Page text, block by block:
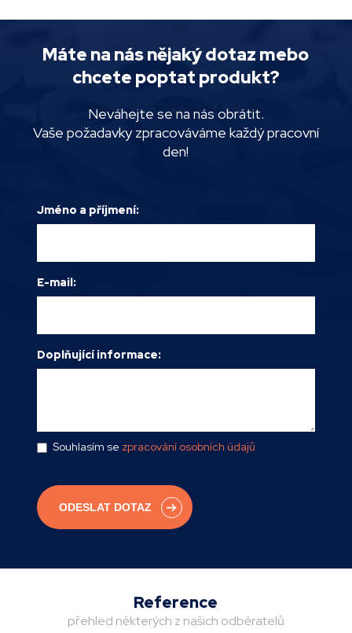
Máte na nás nějaký dotaz mebo
chcete poptat produkt?
Neváhejte se na nás obrátit.
Vaše požadavky zpracováváme každý pracovní
den!
Jméno a příjmení:
E-mail:
Doplňující informace:
Souhlasím se zpracování osobních údajů
Reference
přehled některých z našich odběratelů